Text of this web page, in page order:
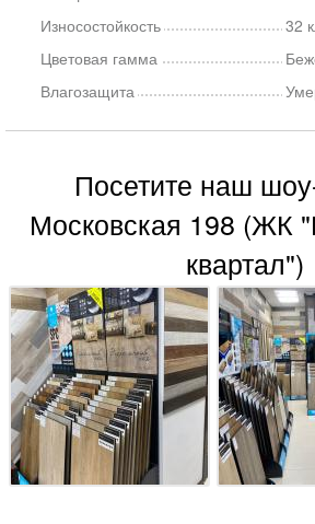
Износостойкость
32
Цветовая гамма
Влагозащита
Посетите наш
Московская 198 (ЖК
квартал")